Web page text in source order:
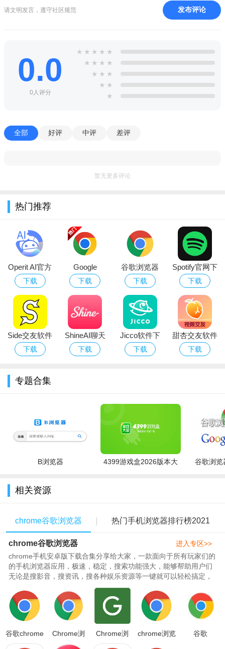
3、接下来，我们点击打开谷歌浏览器，
请文明发言，遵守社区规范 发布评论
0.0
0人评分
★ ★ ★ ★ ★
★ ★ ★ ★
★ ★ ★
★ ★
★
全部 好评 中评 差评
暂无更多评论
热门推荐
Operit AI官方
下载安卓最新
版
下载
Google
Chrome浏览
器安卓版下载
2026最新版浏
览器
下载
谷歌浏览器
app安卓官方
手机版
下载
Spotify官网下
载手机版最新
版本
下载
Side交友软件
下载官方最新
下载
ShineAI聊天
下载官方安卓
下载
Jicco软件下
载官方2026安
下载
甜杏交友软件
下载官方最新
下载
专题合集
B浏览器
4399游戏盒2026版本大
谷歌浏览
相关资源
chrome谷歌浏览器 热门手机浏览器排行榜2021
chrome谷歌浏览器
chrome手机安卓版下载合集分享给大家，一款面向于所有玩家们的
的手机浏览器应用，极速，稳定，搜索功能强大，能够帮助用户们
无论是搜影音，搜资讯，搜各种娱乐资源等一键就可以轻松搞定，
去除繁杂的功能，提供专业搜..
进入专区>>
谷歌chrome
浏览器2026
Chrome浏
览器搜索引
Chrome浏
览器安卓最
chrome浏览
谷歌